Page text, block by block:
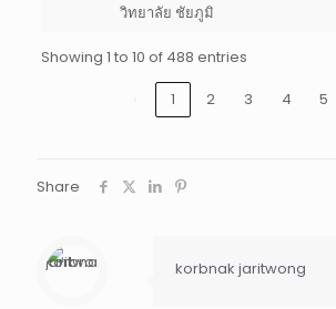
วิทยาลัย ชัยภูมิ
Showing 1 to 10 of 488 entries
1 2 3 4 5
Share
korbnak jaritwong